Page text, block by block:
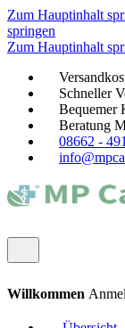
Zum Hauptinhalt
springen
Zum Hauptinhalt
Schneller
Bequemer
Beratung
08662 -
Willkommen